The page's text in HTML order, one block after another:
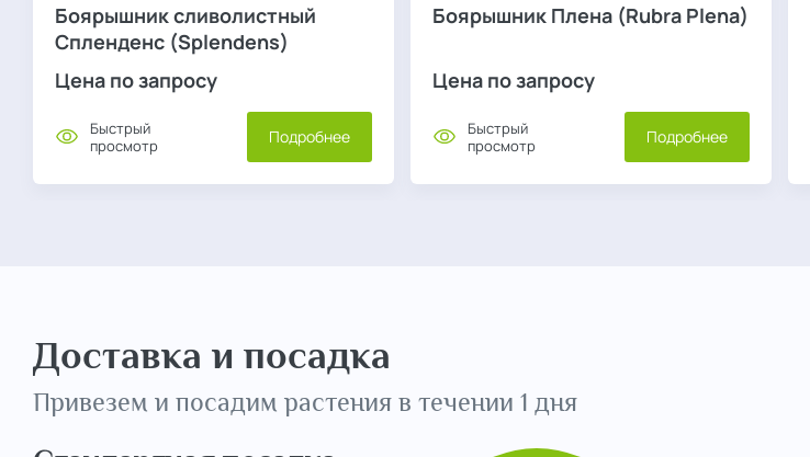
Боярышник сливолистный
Спленденс (Splendens)
Цена по запросу
Быстрый
просмотр
Подробнее
Боярышник Плена (Rubra Plena)
Цена по запросу
Быстрый
просмотр
Подробнее
Доставка и посадка
Привезем и посадим растения в течении 1 дня